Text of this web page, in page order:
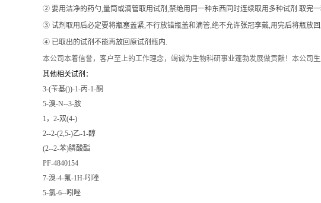
② 要用洁净的药勺,量筒或滴管取用试剂,禁绝用同一种东西同时连续取用多种试剂.取完
③ 试剂取用后必定要将瓶塞盖紧,不行放错瓶盖和滴管,绝不允许张冠李戴,用完后将瓶放
④ 已取出的试剂不能再放回原试剂瓶内.
本公司本着信誉，客户至上的工作理念，竭诚为生物科研事业蓬勃发展做贡献！本公司
其他相关试剂：
3-(苄基())-1-丙-1-酮
5-溴-N--3-胺
1，2-双(4-)
2--2-(2,5-)乙-1-醇
(2--2-苯)膦酸酯
PF-4840154
7-溴-4-氟-1H-吲唑
5-氯-6--吲唑